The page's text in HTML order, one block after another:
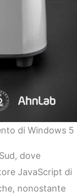
di Windows 5
dove
JavaScript di
nonostante